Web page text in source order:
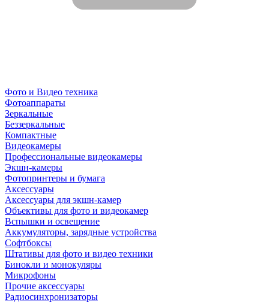
Фото и Видео техника
Фотоаппараты
Зеркальные
Беззеркальные
Компактные
Видеокамеры
Профессиональные видеокамеры
Экшн-камеры
Фотопринтеры и бумага
Аксессуары
Аксессуары для экшн-камер
Объективы для фото и видеокамер
Вспышки и освещение
Аккумуляторы, зарядные устройства
Софтбоксы
Штативы для фото и видео техники
Бинокли и монокуляры
Микрофоны
Прочие аксессуары
Радиосинхронизаторы